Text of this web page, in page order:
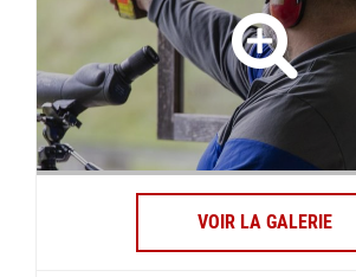
VOIR LA GALERIE